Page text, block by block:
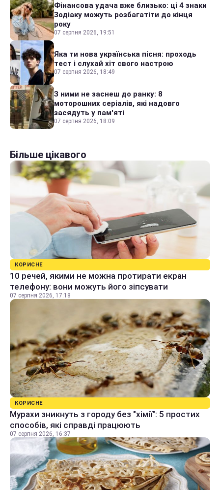
Фінансова удача вже близько: ці 4 знаки
Зодіаку можуть розбагатіти до кінця
року
07 серпня 2026, 19:51
Яка ти нова українська пісня: проходь
тест і слухай хіт свого настрою
07 серпня 2026, 18:49
З ними не заснеш до ранку: 8
моторошних серіалів, які надовго
засядуть у пам'яті
07 серпня 2026, 18:09
Більше цікавого
КОРИСНЕ
10 речей, якими не можна протирати екран
телефону: вони можуть його зіпсувати
07 серпня 2026, 17:18
КОРИСНЕ
Мурахи зникнуть з городу без "хімії": 5 простих
способів, які справді працюють
07 серпня 2026, 16:37